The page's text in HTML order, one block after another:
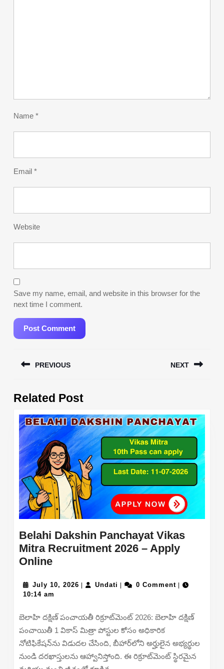
Name *
Email *
Website
Save my name, email, and website in this browser for the
next time I comment.
navigation
PREVIOUS
post:
NEXT
Related Post
Belahi Dakshin Panchayat Vikas
Mitra Recruitment 2026 – Apply
OnlineBelahi
Panchayat
Vikas
Mitra
Recruitment
2026
–
Apply
July 10, 2026 July
Undati Undati0 Comment
10:14 am
బెలాహి దక్షిణ్ పంచాయతీ రిక్రూట్‌మెంట్ 2026: బెలాహి దక్షిణ్
పంచాయితీ 1 వికాస్ మిత్రా పోస్టుల కోసం అధికారిక
నోటిఫికేషన్‌ను విడుదల చేసింది, బీహార్‌లోని అర్హులైన అభ్యర్థుల
నుండి దరఖాస్తులను ఆహ్వానిస్తోంది. ఈ రిక్రూట్‌మెంట్ స్థిరమైన